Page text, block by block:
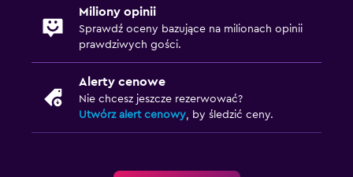
Miliony opinii
Sprawdź oceny bazujące na milionach opinii
prawdziwych gości.
Alerty cenowe
Nie chcesz jeszcze rezerwować?
Utwórz alert cenowy , by śledzić ceny.